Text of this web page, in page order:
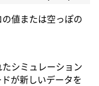
値または空っぽの
シミュレーション
が新しいデータを